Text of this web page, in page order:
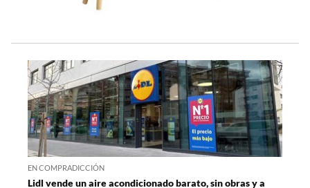
EN COMPRADICCIÓN
Lidl vende un aire acondicionado barato, sin obras y a